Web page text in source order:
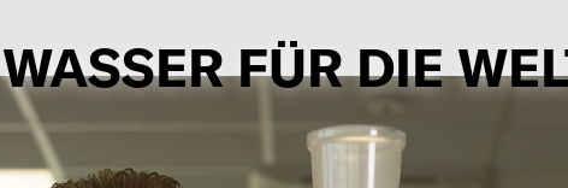
WASSER FÜR DIE